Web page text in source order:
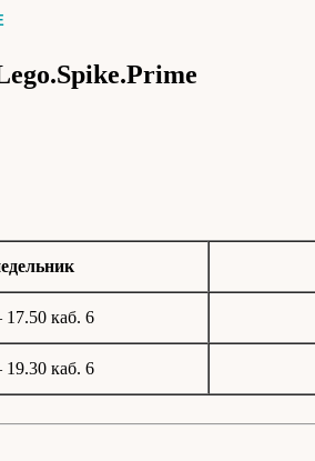
17.50 каб. 6
19.30 каб. 6